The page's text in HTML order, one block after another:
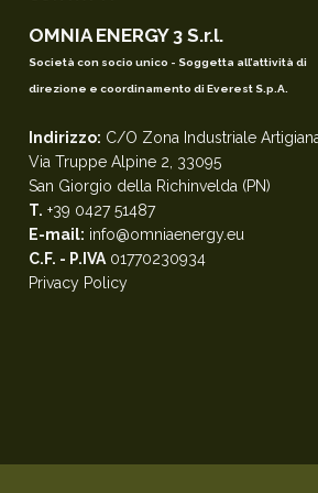
OMNIA ENERGY 3 S.r.l.
Società con socio unico - Soggetta all’attività di
direzione e coordinamento di Everest S.p.A.
Indirizzo: C/O Zona Industriale
Via Truppe Alpine 2, 33095
San Giorgio della Richinvelda (PN)
T. +39 0427 51487
E-mail: info@omniaenergy.eu
C.F. - P.IVA01770230934
Privacy Policy